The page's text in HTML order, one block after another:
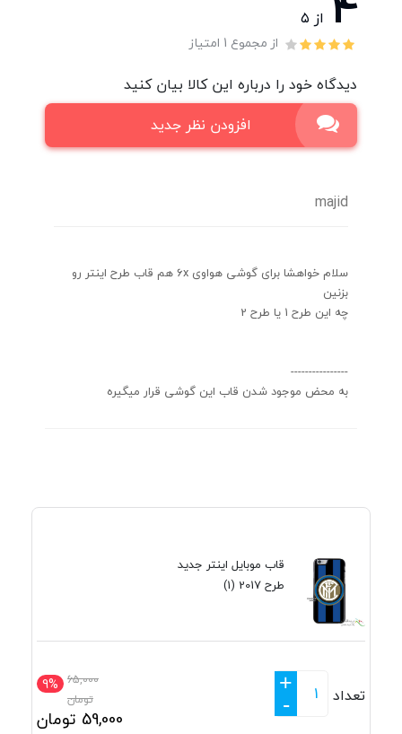
از ۵
از مجموع 1 امتیاز
دیدگاه خود را درباره این کالا بیان کنید
افزودن نظر جدید
majid
سلام خواهشا برای گوشی هواوی 6x هم قاب طرح اینتر رو
بزنین
چه این طرح 1 یا طرح 2
----------------
به محض موجود شدن قاب این گوشی قرار میگیره
قاب موبایل اینتر جدید
طرح 2017 (1)
9% 65,000
تومان
59,000 تومان
تعداد
+
-